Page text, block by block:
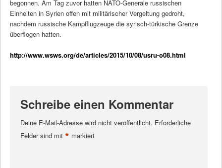
begonnen. Am Tag zuvor hatten NATO-Generäle russischen
Einheiten in Syrien offen mit militärischer Vergeltung gedroht,
nachdem russische Kampfflugzeuge die syrisch-türkische Grenze
überflogen hatten.
http://www.wsws.org/de/articles/2015/10/08/usru-o08.html
Schreibe einen Kommentar
Deine E-Mail-Adresse wird nicht veröffentlicht. Erforderliche
Felder sind mit * markiert